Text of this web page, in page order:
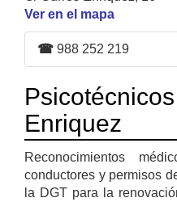
Ver en el mapa
☎ 988 252 219
Enriquez
Reconocimientos
conductores y permisos
la DGT para la